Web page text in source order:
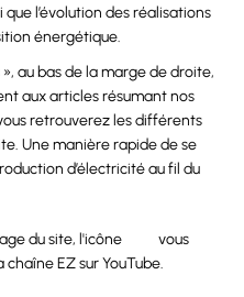
l’évolution des réalisations
énergétique.
au bas de la marge de droite,
aux articles résumant nos
retrouverez les différents
Une manière rapide de se
d’électricité au fil du
du site, l'icône
vous
EZ sur YouTube.